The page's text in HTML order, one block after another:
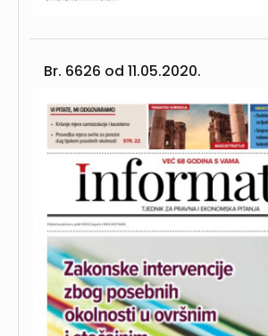
Br. 6626 od 11.05.2020.